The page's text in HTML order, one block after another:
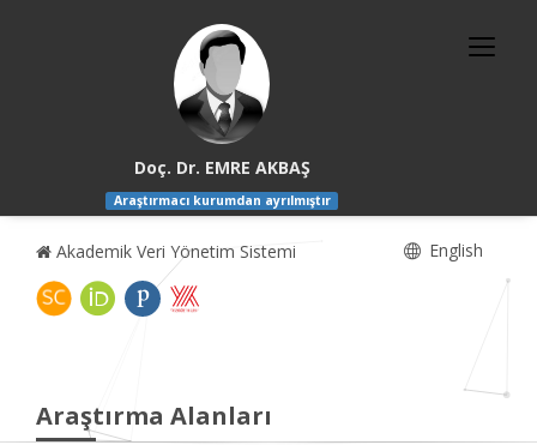
Doç. Dr. EMRE AKBAŞ
Araştırmacı kurumdan ayrılmıştır
Akademik Veri Yönetim Sistemi English
Araştırma Alanları